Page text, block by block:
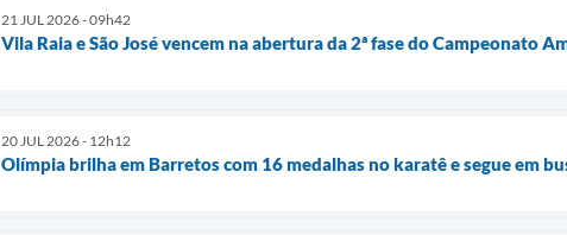
21 JUL 2026 - 09h42
Vila Raia e São José vencem na abertura da 2ª fase do Campeonato
20 JUL 2026 - 12h12
Olímpia brilha em Barretos com 16 medalhas no karatê e segue em